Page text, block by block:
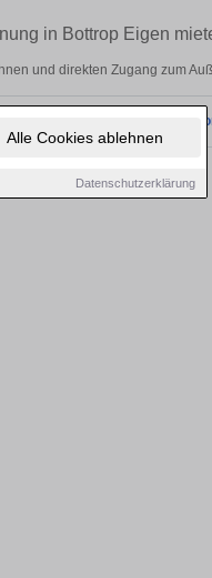
Alle Cookies ablehnen
Datenschutzerklärung
in Bottrop Eigen
und direkten Zugang zum
Schauen Sie bald wieder